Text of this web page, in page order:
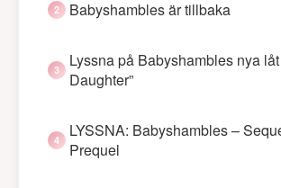
Babyshambles är tillbaka
Lyssna på Babyshambles nya låt
Daughter”
LYSSNA: Babyshambles –
Prequel